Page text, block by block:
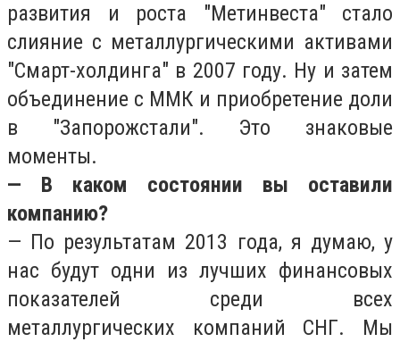
развития и роста "Метинвеста" стало
слияние с металлургическими активами
"Смарт-холдинга" в 2007 году. Ну и затем
объединение с ММК и приобретение доли
в "Запорожстали". Это знаковые
моменты.
— В каком состоянии вы оставили
компанию?
— По результатам 2013 года, я думаю, у
нас будут одни из лучших финансовых
показателей среди всех
металлургических компаний СНГ. Мы